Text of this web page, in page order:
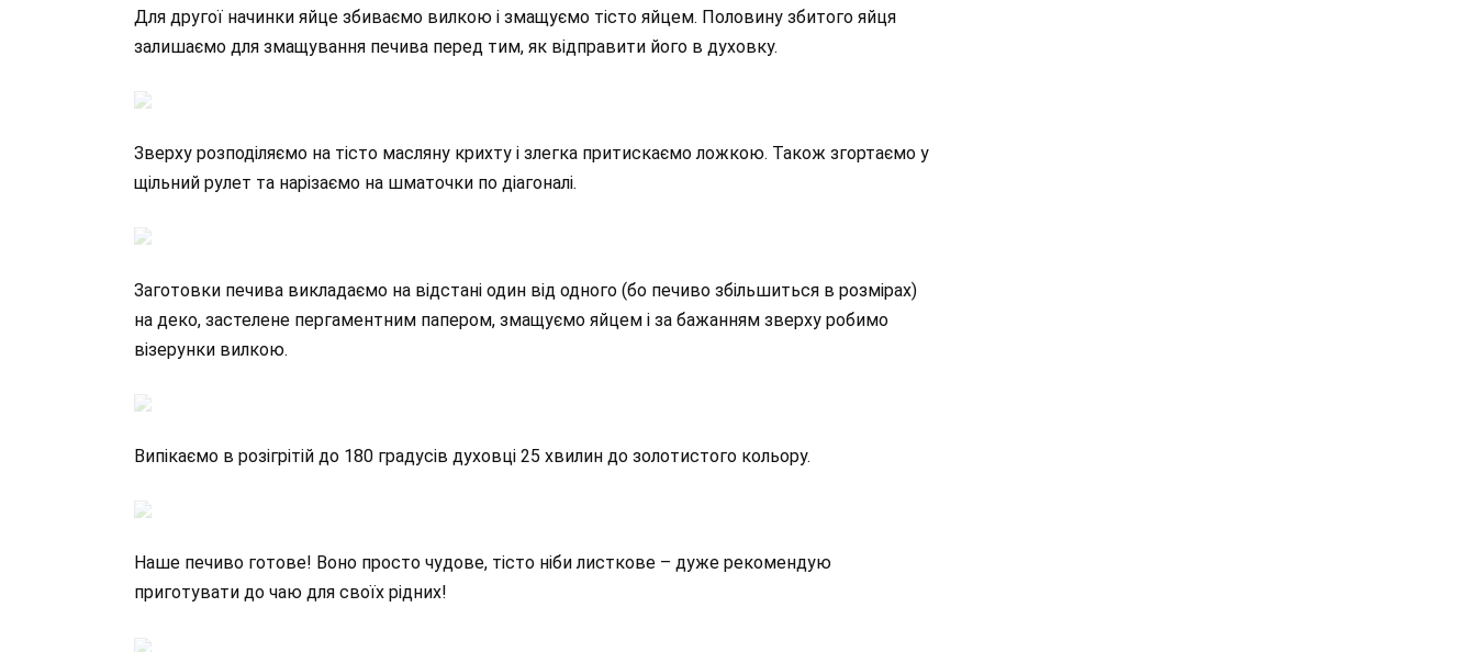
Для другої начинки яйце збиваємо вилкою і змащуємо тісто яйцем. Половину збитого яйця
залишаємо для змащування печива перед тим, як відправити його в духовку.
Зверху розподіляємо на тісто масляну крихту і злегка притискаємо ложкою. Також згортаємо у
щільний рулет та нарізаємо на шматочки по діагоналі.
Заготовки печива викладаємо на відстані один від одного (бо печиво збільшиться в розмірах)
на деко, застелене пергаментним папером, змащуємо яйцем і за бажанням зверху робимо
візерунки вилкою.
Випікаємо в розігрітій до 180 градусів духовці 25 хвилин до золотистого кольору.
Наше печиво готове! Воно просто чудове, тісто ніби листкове – дуже рекомендую
приготувати до чаю для своїх рідних!